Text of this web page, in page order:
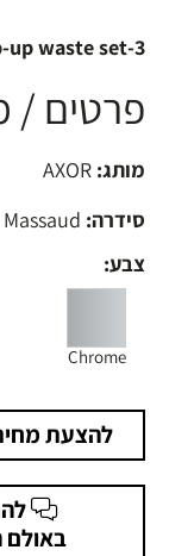
3-hole basin mixer with pop-up waste set
פרטים /
מותג:
סידרה:
צבע:
Chrome
להצעת
באולם